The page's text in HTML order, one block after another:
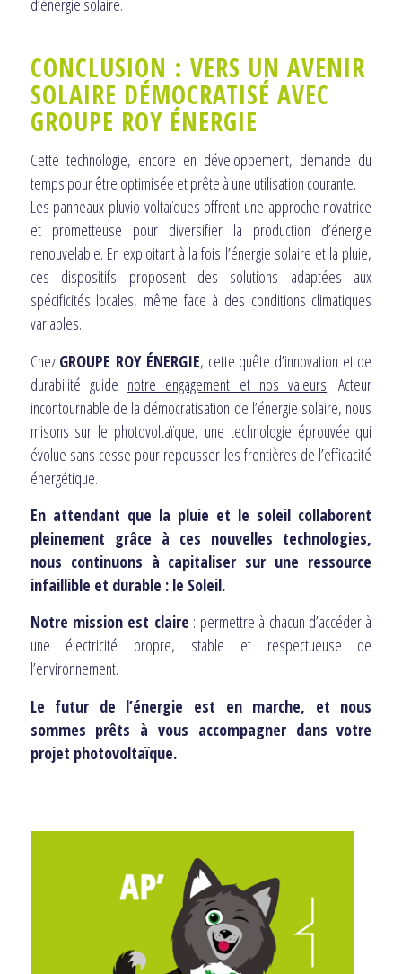
d’énergie solaire.
CONCLUSION : VERS UN AVENIR
SOLAIRE DÉMOCRATISÉ AVEC
GROUPE ROY ÉNERGIE
Cette technologie, encore en développement, demande du
temps pour être optimisée et prête à une utilisation courante.
Les panneaux pluvio-voltaïques offrent une approche novatrice
et prometteuse pour diversifier la production d’énergie
renouvelable. En exploitant à la fois l’énergie solaire et la pluie,
ces dispositifs proposent des solutions adaptées aux
spécificités locales, même face à des conditions climatiques
variables.
Chez GROUPE ROY ÉNERGIE, cette quête d’innovation et de
durabilité guide notre engagement et nos valeurs. Acteur
incontournable de la démocratisation de l’énergie solaire, nous
misons sur le photovoltaïque, une technologie éprouvée qui
évolue sans cesse pour repousser les frontières de l’efficacité
énergétique.
En attendant que la pluie et le soleil collaborent
pleinement grâce à ces nouvelles technologies,
nous continuons à capitaliser sur une ressource
infaillible et durable : le Soleil.
Notre mission est claire : permettre à chacun d’accéder à
une électricité propre, stable et respectueuse de
l’environnement.
Le futur de l’énergie est en marche, et nous
sommes prêts à vous accompagner dans votre
projet photovoltaïque.